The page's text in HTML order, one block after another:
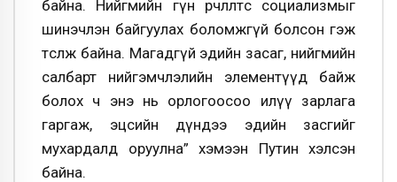
байна. Нийгмийн гүн өөрчлөлтөөс социализмыг
шинэчлэн байгуулах боломжгүй болсон гэж
төсөөлж байна. Магадгүй эдийн засаг, нийгмийн
салбарт нийгэмчлэлийн элементүүд байж
болох ч энэ нь орлогоосоо илүү зарлага
гаргаж, эцсийн дүндээ эдийн засгийг
мухардалд оруулна” хэмээн Путин хэлсэн
байна.